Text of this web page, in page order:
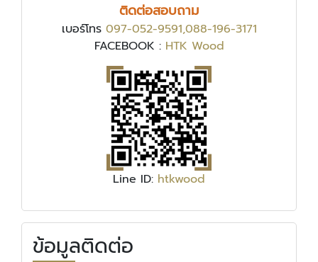
ติดต่อสอบถาม
เบอร์โทร 097-052-9591,088-196-3171
FACEBOOK : HTK Wood
Line ID: htkwood
ข้อมูลติดต่อ